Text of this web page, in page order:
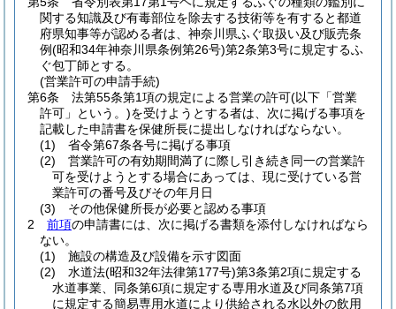
関する知識及び有毒部位を除去する技術等を有すると都道
府県知事等が認める者は、神奈川県ふぐ取扱い及び販売条
例(昭和34年神奈川県条例第26号)第2条第3号に規定するふ
ぐ包丁師とする。
(営業許可の申請手続)
第6条
法第55条第1項の規定による営業の許可(以下「営業
許可」という。)を受けようとする者は、次に掲げる事項を
記載した申請書を保健所長に提出しなければならない。
(1)
省令第67条各号に掲げる事項
(2)
営業許可の有効期間満了に際し引き続き同一の営業許
可を受けようとする場合にあっては、現に受けている営
業許可の番号及びその年月日
(3)
その他保健所長が必要と認める事項
2
前項の申請書には、次に掲げる書類を添付しなければなら
ない。
(1)
施設の構造及び設備を示す図面
(2)
水道法(昭和32年法律第177号)第3条第2項に規定する
水道事業、同条第6項に規定する専用水道及び同条第7項
に規定する簡易専用水道により供給される水以外の飲用